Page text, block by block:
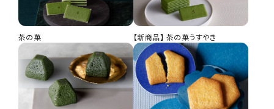
茶の菓 【新商品】 茶の菓うすやき